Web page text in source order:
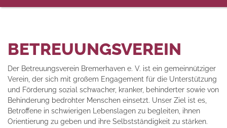
BETREUUNGSVEREIN
Der Betreuungsverein Bremerhaven e. V. ist ein gemeinnütziger
Verein, der sich mit großem Engagement für die Unterstützung
und Förderung sozial schwacher, kranker, behinderter sowie von
Behinderung bedrohter Menschen einsetzt. Unser Ziel ist es,
Betroffene in schwierigen Lebenslagen zu begleiten, ihnen
Orientierung zu geben und ihre Selbstständigkeit zu stärken.